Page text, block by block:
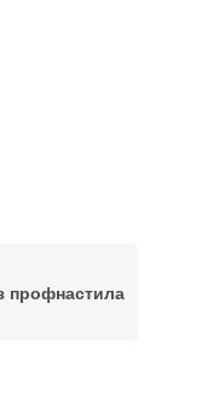
профнастила